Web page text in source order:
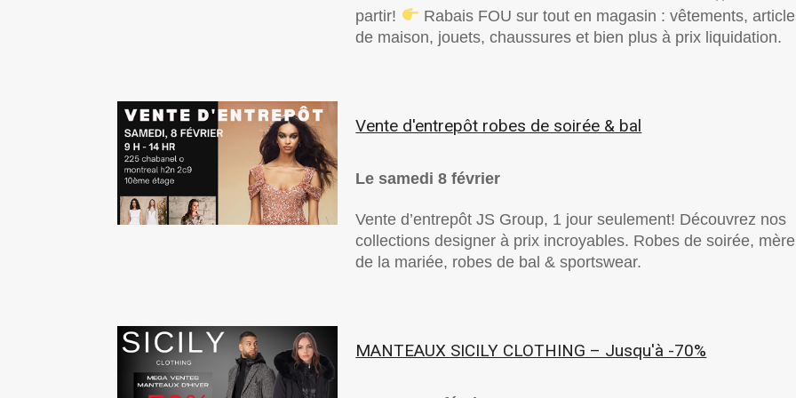
partir!
Rabais FOU sur tout en magasin : vêtements,
de maison, jouets, chaussures et bien plus à prix liquidation.
Vente d'entrepôt robes de soirée & bal
Le samedi 8 février
Vente d’entrepôt JS Group, 1 jour seulement! Découvrez nos
collections designer à prix incroyables. Robes de soirée, mère
de la mariée, robes de bal & sportswear.
MANTEAUX SICILY CLOTHING – Jusqu'à -70%